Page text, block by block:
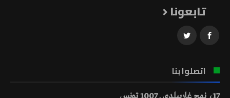
تابعونا
اتصلوا بنا